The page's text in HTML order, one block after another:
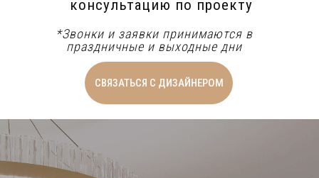
СВЯЗАТЬСЯ С ДИЗАЙНЕРОМ
*Звонки и заявки принимаются в
праздничные и выходные дни
консультацию по проекту